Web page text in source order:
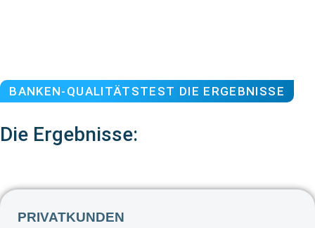
BANKEN-QUALITÄTSTEST DIE ERGEBNISSE
Die Ergebnisse:
PRIVATKUNDEN